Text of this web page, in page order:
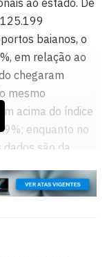
baianos, o
em relação ao
chegaram
mesmo
acima do índice
enquanto no
são da
11 meses
125 mil